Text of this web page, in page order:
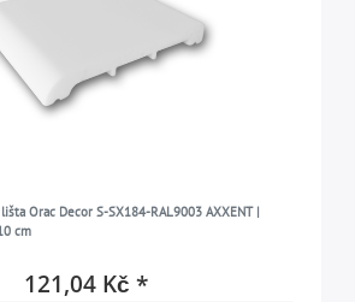
Orac Decor S-SX184-RAL9003 AXXENT |
cm
121,04 Kč *